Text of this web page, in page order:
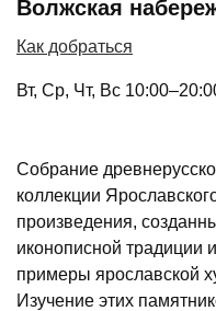
Собрание
коллекции
произведения,
иконописной традиции
примеры ярославской
Изучение этих
Волжская
Как добраться
Вт, Ср, Чт, Вс